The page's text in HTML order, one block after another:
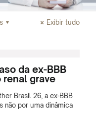
Exibir tudo
da ex-BBB
grave
Brasil 26, a ex-BBB
não por uma dinâmica